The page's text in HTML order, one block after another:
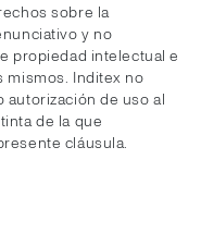
sobre la
y no
propiedad intelectual e
mismos. Inditex no
de uso al
de la que
cláusula.